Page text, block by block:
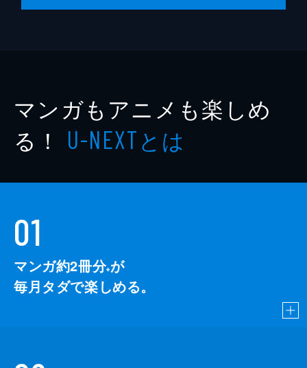
マンガもアニメも楽しめ
る！ U-NEXTとは
01
マンガ約2冊分※が
毎月タダで楽しめる。